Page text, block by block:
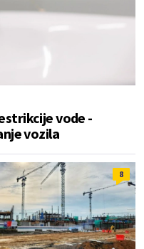
vode -
vozila
8